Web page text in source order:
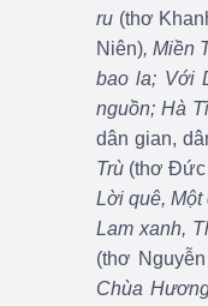
ru (thơ
Niên), Miền
bao la; Với
nguồn; Hà
dân gian,
Trù (thơ Đức
Lời quê,
Lam xanh,
(thơ
Chùa